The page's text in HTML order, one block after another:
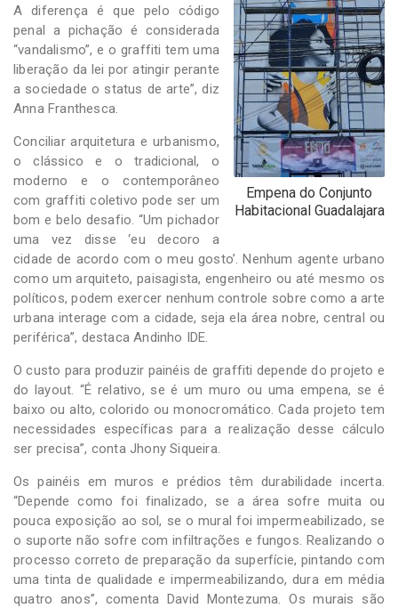
Empena do Conjunto
Habitacional Guadalajara
A diferença é que pelo código
penal a pichação é considerada
“vandalismo”, e o graffiti tem uma
liberação da lei por atingir perante
a sociedade o status de arte”, diz
Anna Franthesca.
Conciliar arquitetura e urbanismo,
o clássico e o tradicional, o
moderno e o contemporâneo
com graffiti coletivo pode ser um
bom e belo desafio. “Um pichador
uma vez disse ‘eu decoro a
cidade de acordo com o meu gosto’. Nenhum agente urbano
como um arquiteto, paisagista, engenheiro ou até mesmo os
políticos, podem exercer nenhum controle sobre como a arte
urbana interage com a cidade, seja ela área nobre, central ou
periférica”, destaca Andinho IDE.
O custo para produzir painéis de graffiti depende do projeto e
do layout. “É relativo, se é um muro ou uma empena, se é
baixo ou alto, colorido ou monocromático. Cada projeto tem
necessidades específicas para a realização desse cálculo
ser precisa”, conta Jhony Siqueira.
Os painéis em muros e prédios têm durabilidade incerta.
“Depende como foi finalizado, se a área sofre muita ou
pouca exposição ao sol, se o mural foi impermeabilizado, se
o suporte não sofre com infiltrações e fungos. Realizando o
processo correto de preparação da superfície, pintando com
uma tinta de qualidade e impermeabilizando, dura em média
quatro anos”, comenta David Montezuma. Os murais são